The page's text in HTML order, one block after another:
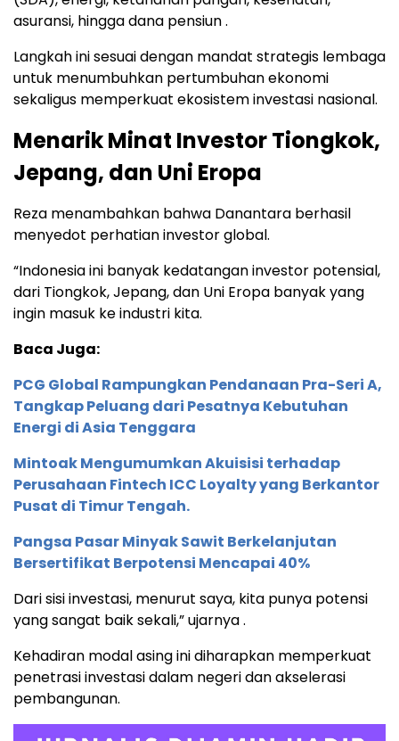
asuransi, hingga dana pensiun .
Langkah ini sesuai dengan mandat strategis lembaga
untuk menumbuhkan pertumbuhan ekonomi
sekaligus memperkuat ekosistem investasi nasional.
Menarik Minat Investor Tiongkok,
Jepang, dan Uni Eropa
Reza menambahkan bahwa Danantara berhasil
menyedot perhatian investor global.
“Indonesia ini banyak kedatangan investor potensial,
dari Tiongkok, Jepang, dan Uni Eropa banyak yang
ingin masuk ke industri kita.
Baca Juga:
PCG Global Rampungkan Pendanaan Pra-Seri A,
Tangkap Peluang dari Pesatnya Kebutuhan
Energi di Asia Tenggara
Mintoak Mengumumkan Akuisisi terhadap
Perusahaan Fintech ICC Loyalty yang Berkantor
Pusat di Timur Tengah.
Pangsa Pasar Minyak Sawit Berkelanjutan
Bersertifikat Berpotensi Mencapai 40%
Dari sisi investasi, menurut saya, kita punya potensi
yang sangat baik sekali,” ujarnya .
Kehadiran modal asing ini diharapkan memperkuat
penetrasi investasi dalam negeri dan akselerasi
pembangunan.